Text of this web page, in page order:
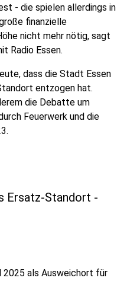
- die spielen allerdings in
finanzielle
nicht mehr nötig, sagt
Radio Essen.
dass die Stadt Essen
entzogen hat.
die Debatte um
Feuerwerk und die
Ersatz-Standort -
2025 als Ausweichort für